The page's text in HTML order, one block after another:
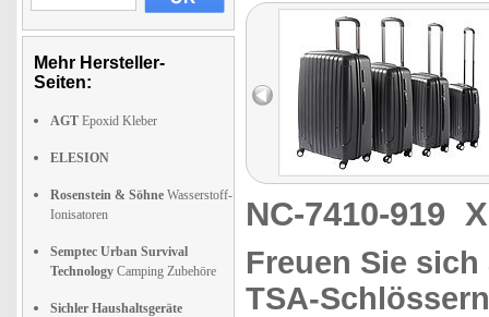
Mehr Hersteller-
Seiten:
AGT Epoxid Kleber
ELESION
Rosenstein & Söhne Wasserstoff-
Ionisatoren
Semptec Urban Survival
Technology Camping Zubehöre
Sichler Haushaltsgeräte
NC-7410-919
Freuen Sie
TSA-Schlössern